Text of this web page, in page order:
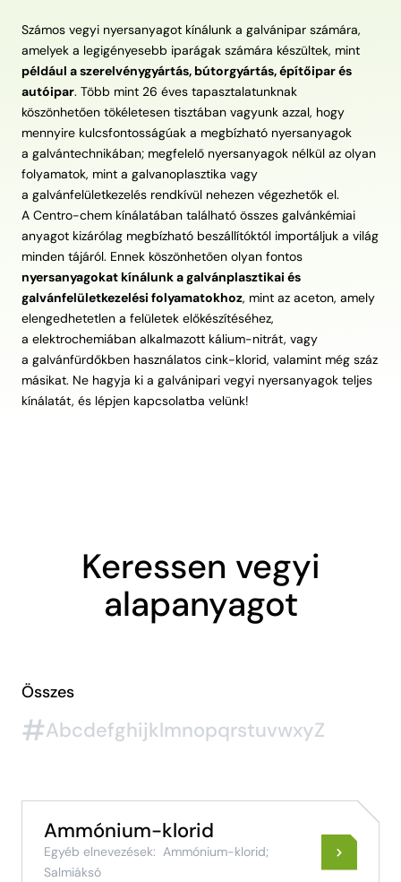
Számos vegyi nyersanyagot kínálunk a galvánipar számára,
amelyek a legigényesebb iparágak számára készültek, mint
például a szerelvénygyártás, bútorgyártás, építőipar és
autóipar. Több mint 26 éves tapasztalatunknak
köszönhetően tökéletesen tisztában vagyunk azzal, hogy
mennyire kulcsfontosságúak a megbízható nyersanyagok
a galvántechnikában; megfelelő nyersanyagok nélkül az olyan
folyamatok, mint a galvanoplasztika vagy
a galvánfelületkezelés rendkívül nehezen végezhetők el.
A Centro-chem kínálatában található összes galvánkémiai
anyagot kizárólag megbízható beszállítóktól importáljuk a világ
minden tájáról. Ennek köszönhetően olyan fontos
nyersanyagokat kínálunk a galvánplasztikai és
galvánfelületkezelési folyamatokhoz, mint az aceton, amely
elengedhetetlen a felületek előkészítéséhez,
a elektrochemiában alkalmazott kálium-nitrát, vagy
a galvánfürdőkben használatos cink-klorid, valamint még száz
másikat. Ne hagyja ki a galvánipari vegyi nyersanyagok teljes
kínálatát, és lépjen kapcsolatba velünk!
Keressen vegyi
alapanyagot
Összes
#AbcdefghijklmnopqrstuvwxyZ
Ammónium-klorid
Egyéb elnevezések: Ammónium-klorid;
Salmiáksó